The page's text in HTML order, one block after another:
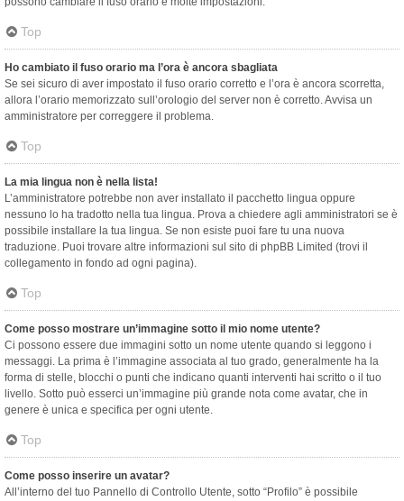
Top
Ho cambiato il fuso orario ma l’ora è ancora sbagliata
Se sei sicuro di aver impostato il fuso orario corretto e l’ora è ancora scorretta,
allora l’orario memorizzato sull’orologio del server non è corretto. Avvisa un
amministratore per correggere il problema.
Top
La mia lingua non è nella lista!
L’amministratore potrebbe non aver installato il pacchetto lingua oppure
nessuno lo ha tradotto nella tua lingua. Prova a chiedere agli amministratori se è
possibile installare la tua lingua. Se non esiste puoi fare tu una nuova
traduzione. Puoi trovare altre informazioni sul sito di phpBB Limited (trovi il
collegamento in fondo ad ogni pagina).
Top
Come posso mostrare un’immagine sotto il mio nome utente?
Ci possono essere due immagini sotto un nome utente quando si leggono i
messaggi. La prima è l’immagine associata al tuo grado, generalmente ha la
forma di stelle, blocchi o punti che indicano quanti interventi hai scritto o il tuo
livello. Sotto può esserci un’immagine più grande nota come avatar, che in
genere è unica e specifica per ogni utente.
Top
Come posso inserire un avatar?
All’interno del tuo Pannello di Controllo Utente, sotto “Profilo” è possibile